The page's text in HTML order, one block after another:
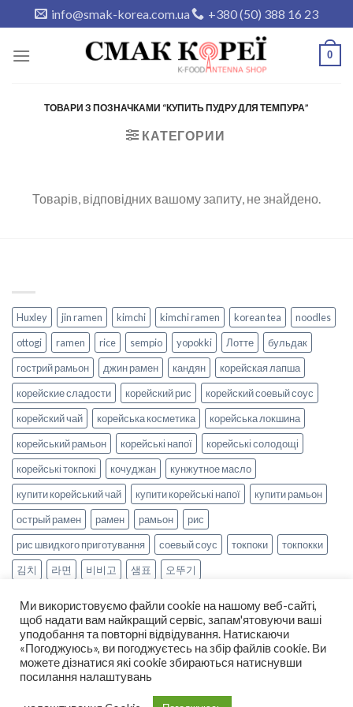
to
content
info@smak-korea.com.ua +380 (50) 388 16 23
0
ТОВАРИ З ПОЗНАЧКАМИ “КУПИТЬ ПУДРУ ДЛЯ ТЕМПУРА”
КАТЕГОРИИ
Товарів, відповідних вашому запиту, не знайдено.
Huxley jin ramen kimchi kimchi ramen korean tea
noodles
ottogi
ramen rice sempio yopokki Лотте
бульдак
гострий рамьон
джин рамен кандян
корейская лапша
корейские сладости
корейский рис
корейский соевый соус
корейский чай
корейська косметика
корейська локшина
корейський рамьон
корейські напої
корейські солодощі
корейські токпокі
кочуджан
кунжутное масло
купити корейський чай
купити корейські напої
купити рамьон
острый рамен
рамен рамьон
рис
рис швидкого приготування
соевый соус токпоки
токпокки
김치
라면 비비고 샘표 오뚜기
НОВИНИ РЕЦЕПТИ
ОПЛАТА ТА ДОСТАВКА
ДОГОВІР ОФЕРТИ
Ми використовуємо файли cookie на нашому веб-сайті,
щоб надати вам найкращий сервіс, запам'ятовуючи ваші
уподобання та повторні відвідування. Натискаючи
«Погоджуюсь», ви погоджуєтесь на збір файлів cookie. Ви
можете дізнатися які cookie збираються натиснувши
посилання налаштувань